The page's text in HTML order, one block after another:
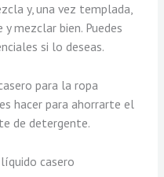
y, una vez templada,
mezclar bien. Puedes
si lo deseas.
para la ropa
hacer para ahorrarte el
de detergente.
casero